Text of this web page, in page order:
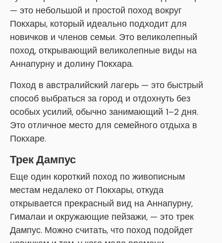
— это небольшой и простой поход вокруг
Покхары, который идеально подходит для
новичков и членов семьи. Это великолепный
поход, открывающий великолепные виды на
Аннапурну и долину Покхара.
Поход в австралийский лагерь — это быстрый
способ выбраться за город и отдохнуть без
особых усилий, обычно занимающий 1–2 дня.
Это отличное место для семейного отдыха в
Покхаре.
Трек Дампус
Еще один короткий поход по живописным
местам недалеко от Покхары, откуда
открывается прекрасный вид на Аннапурну,
Гималаи и окружающие пейзажи, — это трек
Дампус. Можно считать, что поход подойдет